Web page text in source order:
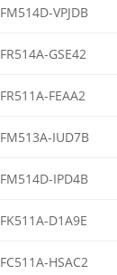
FM514D-VPJDB
FR514A-GSE42
FR511A-FEAA2
FM513A-IUD7B
FM514D-IPD4B
FK511A-D1A9E
FC511A-HSAC2